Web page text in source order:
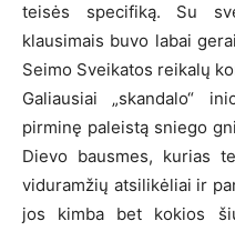
teisės specifiką. Su
klausimais buvo labai
Seimo Sveikatos reikalų
Galiausiai „skandalo“
pirminę paleistą sniego
Dievo bausmes, kurias
viduramžių atsilikėliai ir
jos kimba bet kokios